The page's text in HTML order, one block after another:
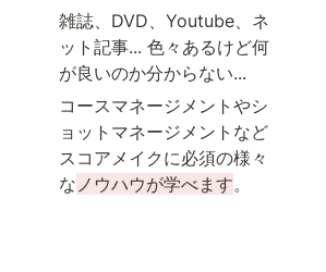
雑誌、DVD、Youtube、ネ
ット記事... 色々あるけど何
が良いのか分からない...
コースマネージメントやシ
ョットマネージメントなど
スコアメイクに必須の様々
な ノウハウが学べます。